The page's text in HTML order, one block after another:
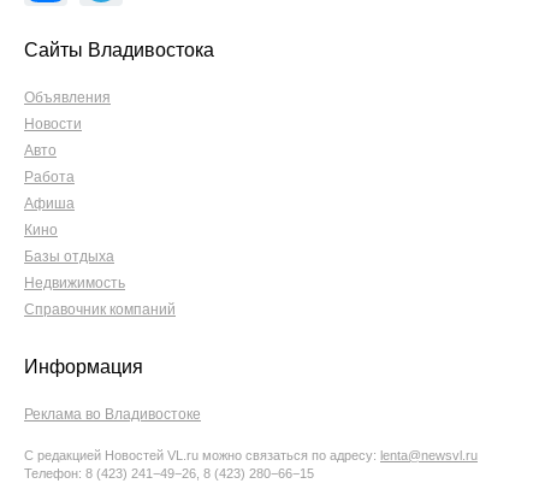
Сайты Владивостока
Объявления
Новости
Авто
Работа
Афиша
Кино
Базы отдыха
Недвижимость
Справочник компаний
Информация
Реклама во Владивостоке
С редакцией Новостей VL.ru можно связаться по адресу: lenta@newsvl.ru
Телефон: 8 (423) 241−49−26, 8 (423) 280−66−15